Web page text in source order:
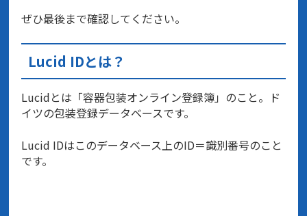
ぜひ最後まで確認してください。
Lucid IDとは？
Lucidとは「容器包装オンライン登録簿」のこと。ド
イツの包装登録データベースです。
Lucid IDはこのデータベース上のID＝識別番号のこと
です。